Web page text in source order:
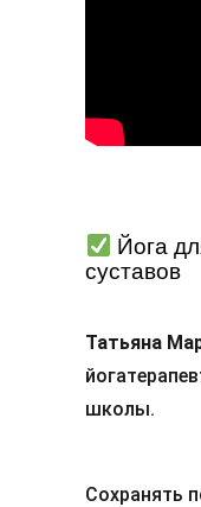
Йога
суставов
Татьяна
школы.
Сохранять